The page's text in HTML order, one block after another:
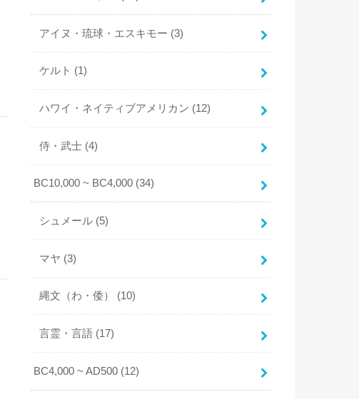
アイヌ・琉球・エスキモー (3)
ケルト (1)
ハワイ・ネイティブアメリカン (12)
侍・武士 (4)
BC10,000 ~ BC4,000 (34)
シュメール (5)
マヤ (3)
縄文（わ・倭） (10)
言霊・言語 (17)
BC4,000 ~ AD500 (12)